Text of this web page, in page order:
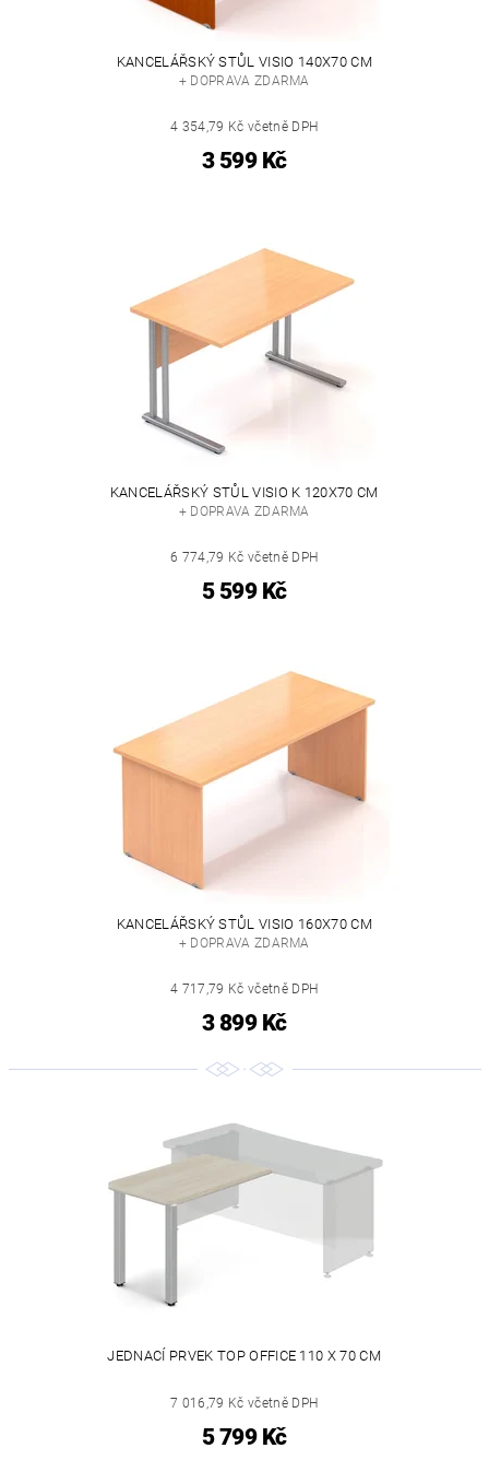
KANCELÁŘSKÝ STŮL VISIO 140X70 CM
+ DOPRAVA ZDARMA
4 354,79 Kč včetně DPH
3 599 Kč
KANCELÁŘSKÝ STŮL VISIO K 120X70 CM
+ DOPRAVA ZDARMA
6 774,79 Kč včetně DPH
5 599 Kč
KANCELÁŘSKÝ STŮL VISIO 160X70 CM
+ DOPRAVA ZDARMA
4 717,79 Kč včetně DPH
3 899 Kč
JEDNACÍ PRVEK TOP OFFICE 110 X 70 CM
7 016,79 Kč včetně DPH
5 799 Kč